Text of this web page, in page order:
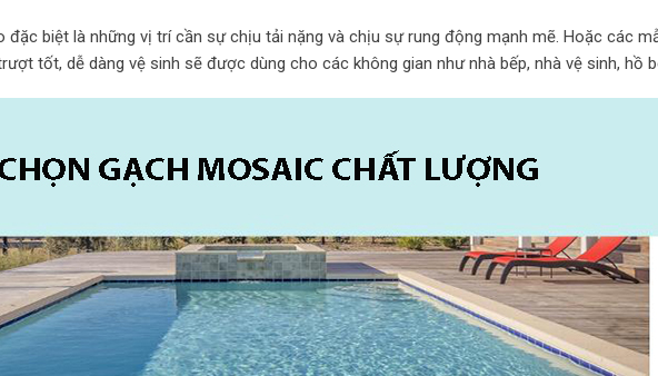
đặc biệt là những vị trí cần sự chịu tải nặng và chịu sự rung động mạnh mẽ. Hoặc các
tốt, dễ dàng vệ sinh sẽ được dùng cho các không gian như nhà bếp, nhà vệ sinh, hồ